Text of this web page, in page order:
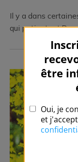
Il y a dans
qui patientent.Des